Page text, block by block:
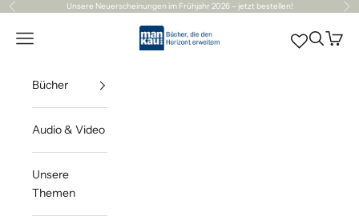
Zum Inhalt springen
Zurück Unsere Neuerscheinungen im Frühjahr 2026 – jetzt bestellen! Vor
Mankau Verlag
Navigationsmenü öffnen Suche
Bücher
Audio & Video
Unsere
Themen